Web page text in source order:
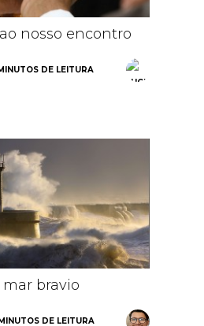
nosso encontro
DE LEITURA
mar bravio
DE LEITURA